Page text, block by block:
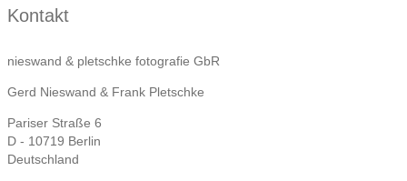
Kontakt
nieswand & pletschke fotografie GbR
Gerd Nieswand & Frank Pletschke
Pariser Straße 6
D - 10719 Berlin
Deutschland